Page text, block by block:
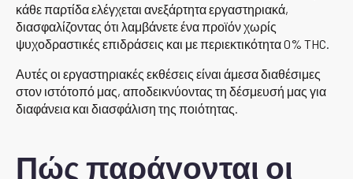
κάθε παρτίδα ελέγχεται ανεξάρτητα εργαστηριακά,
διασφαλίζοντας ότι λαμβάνετε ένα προϊόν χωρίς
ψυχοδραστικές επιδράσεις και με περιεκτικότητα 0% THC.
Αυτές οι εργαστηριακές εκθέσεις είναι άμεσα διαθέσιμες
στον ιστότοπό μας, αποδεικνύοντας τη δέσμευσή μας για
διαφάνεια και διασφάλιση της ποιότητας.
Πώς παράγονται οι